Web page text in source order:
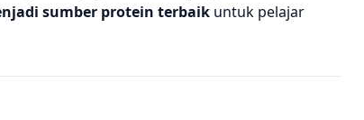
sumber protein terbaik untuk pelajar